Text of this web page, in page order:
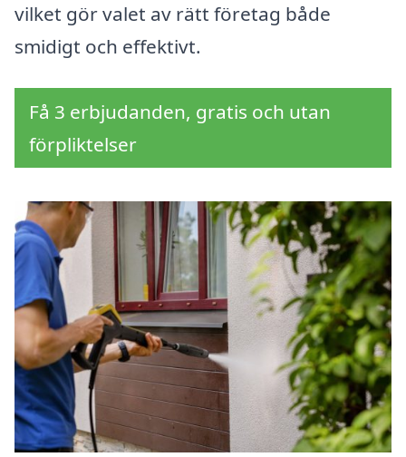
vilket gör valet av rätt företag både
smidigt och effektivt.
Få 3 erbjudanden, gratis och utan
förpliktelser